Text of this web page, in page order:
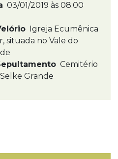
03/01/2019 às 08:00
Igreja Ecumênica
situada no Vale do
Cemitério
Grande